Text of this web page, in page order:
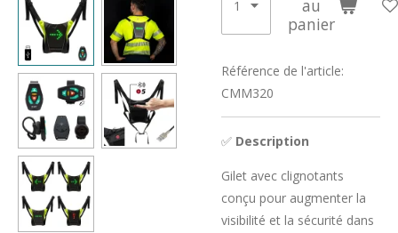
au
panier
Référence de l'article:
CMM320
✅ Description
Gilet avec clignotants
conçu pour augmenter la
visibilité et la sécurité dans